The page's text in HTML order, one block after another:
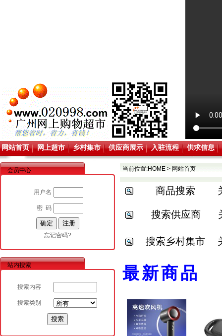
网站首页 网上超市 乡村集市 供应商展示 入驻流程 供求信息
会员中心
用户名
密 码
忘记密码?
站内搜索
搜索内容
搜索类别
当前位置:HOME > 网站首页
商品搜索
搜索供应商
搜索乡村集市
最